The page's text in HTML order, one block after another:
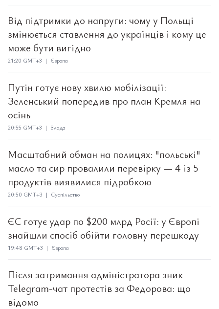
Від підтримки до напруги: чому у Польщі
змінюється ставлення до українців і кому це
може бути вигідно
21:20 GMT+3 | Європа
Путін готує нову хвилю мобілізації:
Зеленський попередив про план Кремля на
осінь
20:55 GMT+3 | Влада
Масштабний обман на полицях: "польські"
масло та сир провалили перевірку — 4 із 5
продуктів виявилися підробкою
20:50 GMT+3 | Суспільство
ЄС готує удар по $200 млрд Росії: у Європі
знайшли спосіб обійти головну перешкоду
19:48 GMT+3 | Європа
Після затримання адміністратора зник
Telegram-чат протестів за Федорова: що
відомо